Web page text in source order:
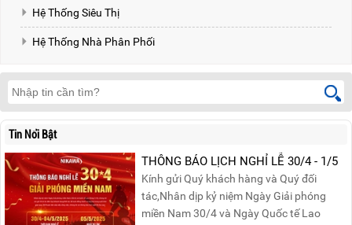
Hệ Thống Siêu Thị
Hệ Thống Nhà Phân Phối
Tin Nổi Bật
THÔNG BÁO LỊCH NGHỈ LỄ 30/4 - 1/5
Kính gửi Quý khách hàng và Quý đối
tác,Nhân dịp kỷ niệm Ngày Giải phóng
miền Nam 30/4 và Ngày Quốc tế Lao